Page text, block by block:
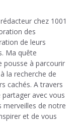
chez 1001
des
de leurs
Ma quête
pousse à parcourir
la recherche de
cachés. A travers
avec vous
merveilles de notre
et de vous